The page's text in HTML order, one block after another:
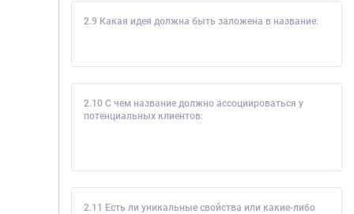
2.9 Какая идея должна быть заложена в название:
2.10 С чем название должно ассоциироваться у
потенциальных клиентов:
2.11 Есть ли уникальные свойства или какие-либо